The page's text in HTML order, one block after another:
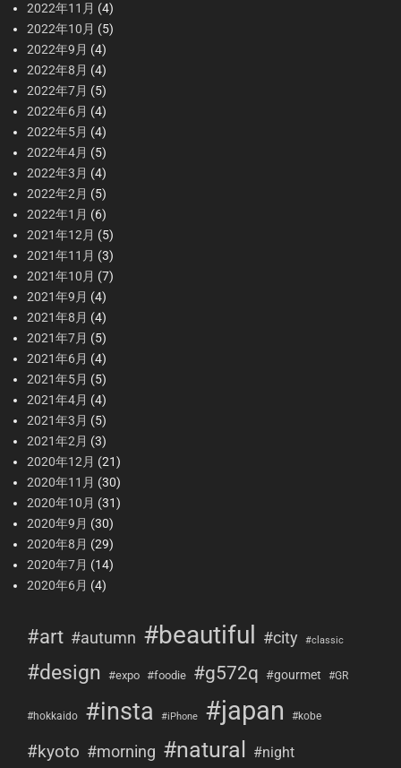
2022年11月 (4)
2022年10月 (5)
2022年9月 (4)
2022年8月 (4)
2022年7月 (5)
2022年6月 (4)
2022年5月 (4)
2022年4月 (5)
2022年3月 (4)
2022年2月 (5)
2022年1月 (6)
2021年12月 (5)
2021年11月 (3)
2021年10月 (7)
2021年9月 (4)
2021年8月 (4)
2021年7月 (5)
2021年6月 (4)
2021年5月 (5)
2021年4月 (4)
2021年3月 (5)
2021年2月 (3)
2020年12月 (21)
2020年11月 (30)
2020年10月 (31)
2020年9月 (30)
2020年8月 (29)
2020年7月 (14)
2020年6月 (4)
#art #autumn #beautiful #city #classic
#design #expo #foodie #g572q #gourmet #GR
#hokkaido #insta #iPhone #japan #kobe
#kyoto #morning #natural #night